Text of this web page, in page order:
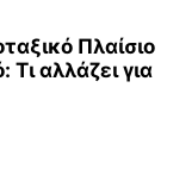
Πλαίσιο
Τι αλλάζει για